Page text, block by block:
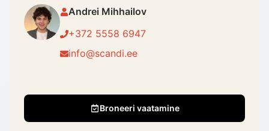
Andrei Mihhailov
+372 5558 6947
info@scandi.ee
Broneeri vaatamine